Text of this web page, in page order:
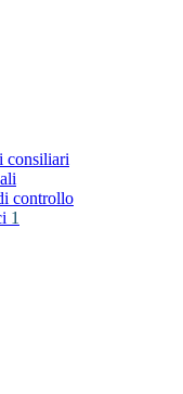
consiliari
controllo
1